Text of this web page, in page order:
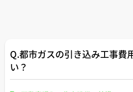
Q.都市ガスの引き込み工事費
い？